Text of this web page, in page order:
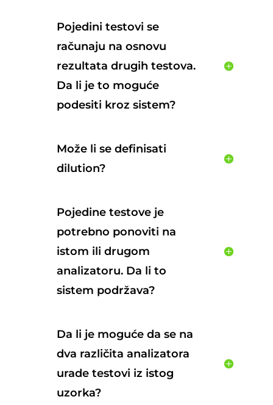
Pojedini testovi se
računaju na osnovu
rezultata drugih testova.
Da li je to moguće
podesiti kroz sistem?
Može li se definisati
dilution?
Pojedine testove je
potrebno ponoviti na
istom ili drugom
analizatoru. Da li to
sistem podržava?
Da li je moguće da se na
dva različita analizatora
urade testovi iz istog
uzorka?